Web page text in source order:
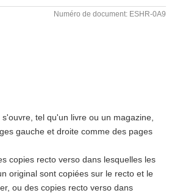
Numéro de document: ESHR-0A9
tel qu'un livre ou un magazine,
gauche et droite comme des pages
copies recto verso dans lesquelles les
original sont copiées sur le recto et le
ou des copies recto verso dans